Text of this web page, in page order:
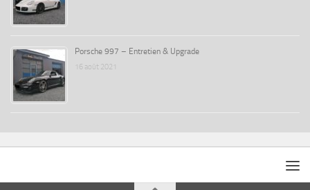
Porsche 997 – Entretien & Upgrade
16 août 2021